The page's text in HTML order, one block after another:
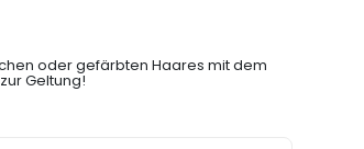
oder gefärbten Haares mit dem
Geltung!